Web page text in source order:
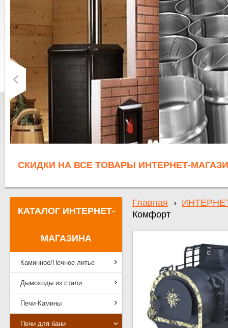
СКИДКИ НА ВСЕ ТОВАРЫ ИНТЕРНЕТ-
КАТАЛОГ ИНТЕРНЕТ-
МАГАЗИНА
Каминное/Печное литье
Дымоходы из стали
Печи-Камины
Печи для бани
Главная ›
Комфорт